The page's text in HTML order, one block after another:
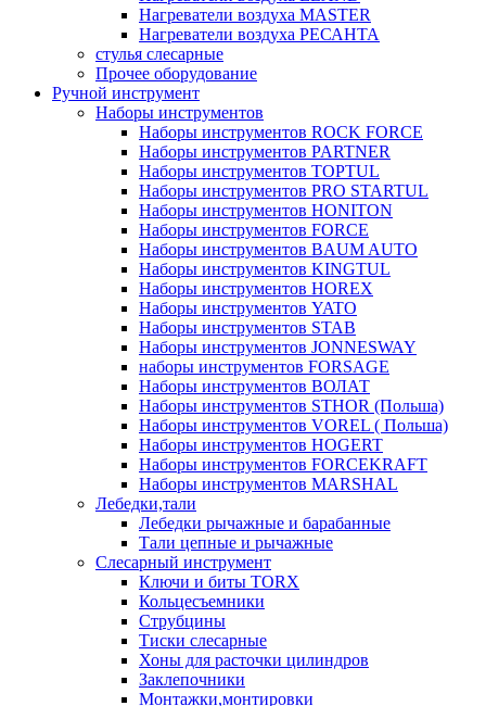
Нагреватели воздуха MASTER
Нагреватели воздуха РЕСАНТА
стулья слесарные
Прочее оборудование
Ручной инструмент
Наборы инструментов
Наборы инструментов ROCK FORCE
Наборы инструментов PARTNER
Наборы инструментов TOPTUL
Наборы инструментов PRO STARTUL
Наборы инструментов HONITON
Наборы инструментов FORCE
Наборы инструментов BAUM AUTO
Наборы инструментов KINGTUL
Наборы инструментов HOREX
Наборы инструментов YATO
Наборы инструментов STAB
Наборы инструментов JONNESWAY
наборы инструментов FORSAGE
Наборы инструментов ВОЛАТ
Наборы инструментов STHOR (Польша)
Наборы инструментов VOREL ( Польша)
Наборы инструментов HOGERT
Наборы инструментов FORCEKRAFT
Наборы инструментов MARSHAL
Лебедки,тали
Лебедки рычажные и барабанные
Тали цепные и рычажные
Слесарный инструмент
Ключи и биты TORX
Кольцесъемники
Струбцины
Тиски слесарные
Хоны для расточки цилиндров
Заклепочники
Монтажки,монтировки